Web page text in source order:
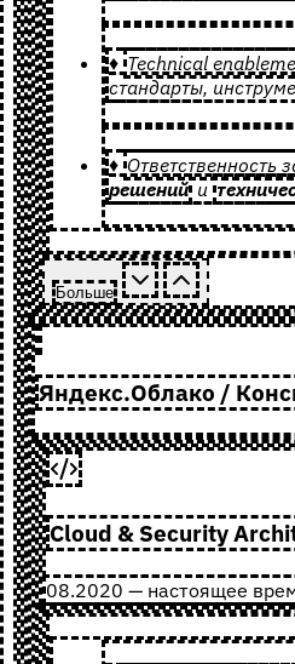
♦ Technical
стандарты,
♦ Ответственность
решений и
Больше
Яндекс.Облако /
Cloud & Security
08.2020 — настоящее